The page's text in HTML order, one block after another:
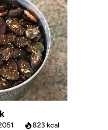
823 kcal